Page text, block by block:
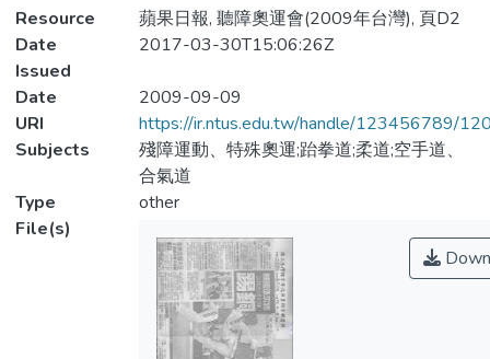
Resource
蘋果日報, 聽障奧運會(2009年台灣), 頁D2
Date
Issued
2017-03-30T15:06:26Z
Date
2009-09-09
URI
https://ir.ntus.edu.tw/handle/123456789/
Subjects
殘障運動、特殊奧運;跆拳道;柔道;空手道、
合氣道
Type
other
File(s)